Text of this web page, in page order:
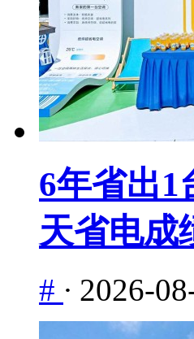
6年省出1
天省电成
# · 2026-